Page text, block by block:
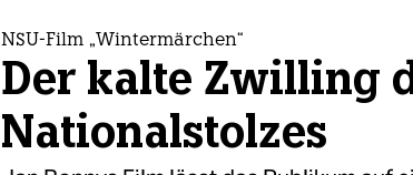
NSU-Film „Wintermärchen“
Der kalte Zwilling
Nationalstolzes